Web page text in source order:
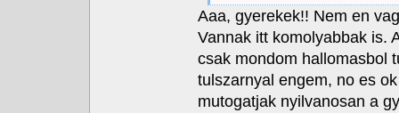
Aaa, gyerekek!! Nem en
Vannak itt komolyabbak is.
csak mondom hallomasbol
tulszarnyal engem, no es
mutogatjak nyilvanosan a